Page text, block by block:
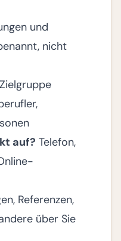
und
nicht
Zielgruppe
auf? Telefon,
Referenzen,
über Sie